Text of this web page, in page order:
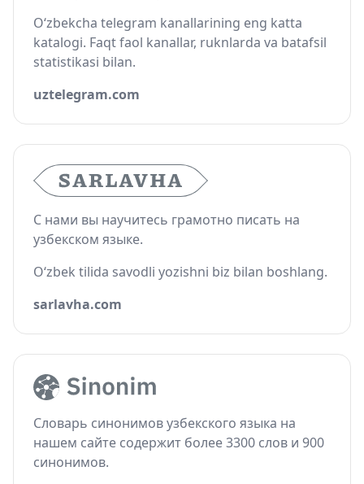
O‘zbekcha telegram kanallarining eng katta
katalogi. Faqt faol kanallar, ruknlarda va batafsil
statistikasi bilan.
uztelegram.com
С нами вы научитесь грамотно писать на
узбекском языке.
O‘zbek tilida savodli yozishni biz bilan boshlang.
sarlavha.com
Словарь синонимов узбекского языка на
нашем сайте содержит более 3300 слов и 900
синонимов.